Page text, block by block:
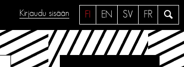
a
e
FI EN SV FR
Kirjaudu sisään